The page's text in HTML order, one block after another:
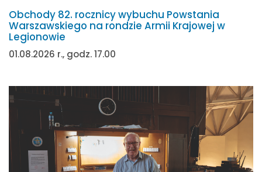
Obchody 82. rocznicy wybuchu Powstania
Warszawskiego na rondzie Armii Krajowej w
Legionowie
01.08.2026 r., godz. 17.00